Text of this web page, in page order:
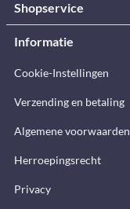
Shopservice
Informatie
Cookie-Instellingen
Verzending en betaling
Algemene voorwaarden
Herroepingsrecht
Privacy